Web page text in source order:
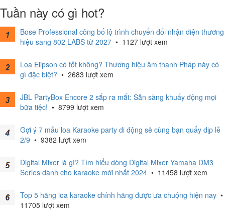
Tuần này có gì hot?
Bose Professional công bố lộ trình chuyển đổi nhận diện thương
hiệu sang 802 LABS từ 2027 • 1127 lượt xem
Loa Elipson có tốt không? Thương hiệu âm thanh Pháp này có
gì đặc biệt? • 2683 lượt xem
JBL PartyBox Encore 2 sắp ra mắt: Sẵn sàng khuấy động mọi
bữa tiệc! • 8799 lượt xem
Gợi ý 7 mẫu loa Karaoke party di động sẽ cùng bạn quẩy dịp lễ
2/9 • 9382 lượt xem
Digital Mixer là gì? Tìm hiểu dòng Digital Mixer Yamaha DM3
Series dành cho karaoke mới nhất 2024 • 11458 lượt xem
Top 5 hãng loa karaoke chính hãng được ưa chuộng hiện nay •
11705 lượt xem